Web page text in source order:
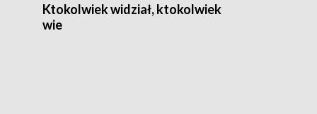
Ktokolwiek widział, ktokolwiek
wie